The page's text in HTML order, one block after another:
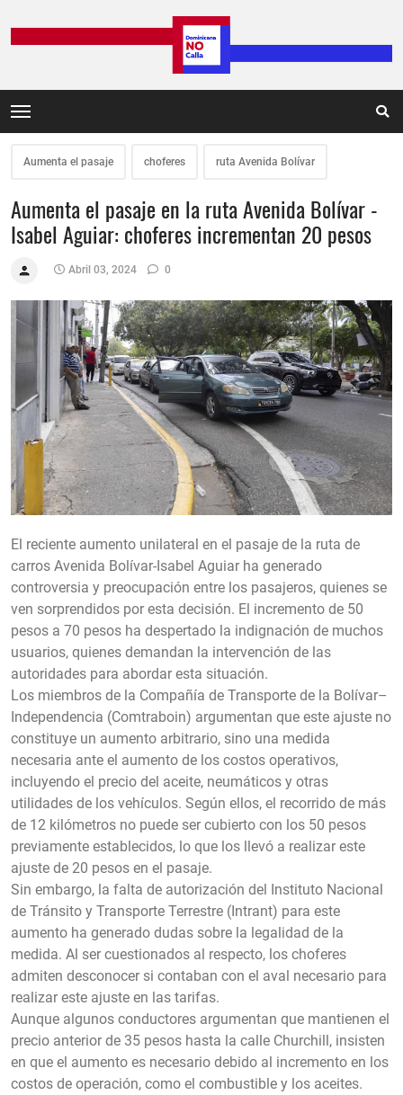
Aumenta el pasaje choferes ruta Avenida Bolívar
Aumenta el pasaje en la ruta Avenida Bolívar -
Isabel Aguiar: choferes incrementan 20 pesos
Abril 03, 2024 0
El reciente aumento unilateral en el pasaje de la ruta de
carros Avenida Bolívar-Isabel Aguiar ha generado
controversia y preocupación entre los pasajeros, quienes se
ven sorprendidos por esta decisión. El incremento de 50
pesos a 70 pesos ha despertado la indignación de muchos
usuarios, quienes demandan la intervención de las
autoridades para abordar esta situación.
Los miembros de la Compañía de Transporte de la Bolívar–
Independencia (Comtraboin) argumentan que este ajuste no
constituye un aumento arbitrario, sino una medida
necesaria ante el aumento de los costos operativos,
incluyendo el precio del aceite, neumáticos y otras
utilidades de los vehículos. Según ellos, el recorrido de más
de 12 kilómetros no puede ser cubierto con los 50 pesos
previamente establecidos, lo que los llevó a realizar este
ajuste de 20 pesos en el pasaje.
Sin embargo, la falta de autorización del Instituto Nacional
de Tránsito y Transporte Terrestre (Intrant) para este
aumento ha generado dudas sobre la legalidad de la
medida. Al ser cuestionados al respecto, los choferes
admiten desconocer si contaban con el aval necesario para
realizar este ajuste en las tarifas.
Aunque algunos conductores argumentan que mantienen el
precio anterior de 35 pesos hasta la calle Churchill, insisten
en que el aumento es necesario debido al incremento en los
costos de operación, como el combustible y los aceites.